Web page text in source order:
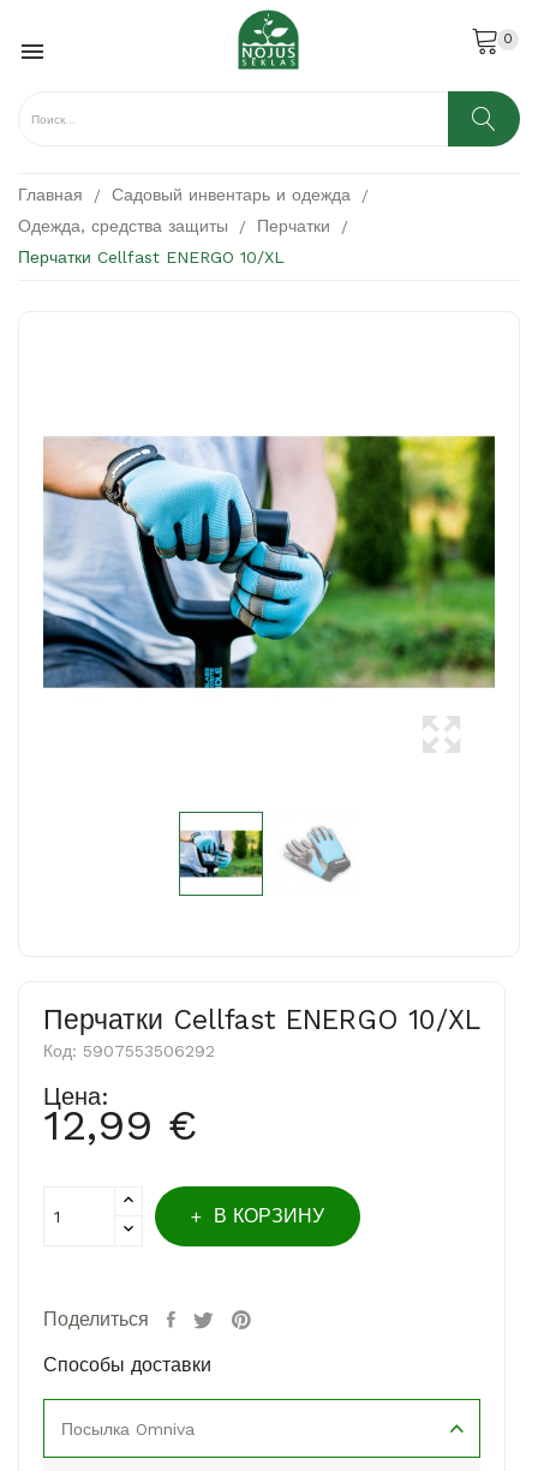
 0
Главная
Садовый инвентарь и одежда
Одежда, средства защиты
Перчатки
Перчатки Cellfast ENERGO 10/XL
Перчатки Cellfast ENERGO 10/XL
Код: 5907553506292
Цена:
12,99 €
В КОРЗИНУ
Поделиться
Способы доставки
Посылка Omniva